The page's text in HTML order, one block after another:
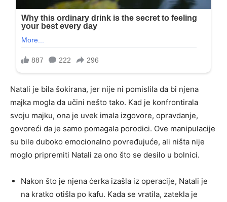
Natali je bila šokirana, jer nije ni pomislila da bi njena
majka mogla da učini nešto tako. Kad je konfrontirala
svoju majku, ona je uvek imala izgovore, opravdanje,
govoreći da je samo pomagala porodici. Ove manipulacije
su bile duboko emocionalno povređujuće, ali ništa nije
moglo pripremiti Natali za ono što se desilo u bolnici.
Nakon što je njena ćerka izašla iz operacije, Natali je
na kratko otišla po kafu. Kada se vratila, zatekla je